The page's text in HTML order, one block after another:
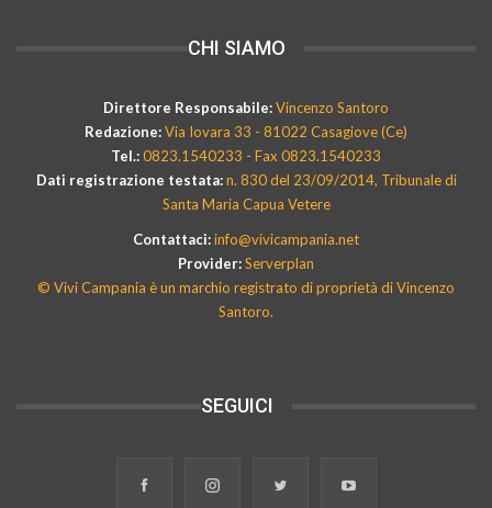
CHI SIAMO
Direttore Responsabile:Vincenzo Santoro
Redazione:Via Iovara 33 - 81022 Casagiove (Ce)
Tel.:0823.1540233 - Fax 0823.1540233
Dati registrazione testata:n. 830 del 23/09/2014, Tribunale di
Santa Maria Capua Vetere
Contattaci:info@vivicampania.net
Provider:Serverplan
© Vivi Campania è un marchio registrato di proprietà di Vincenzo
Santoro.
SEGUICI